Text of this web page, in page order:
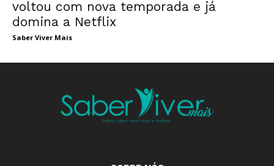
voltou com nova temporada e já
domina a Netflix
Saber Viver Mais